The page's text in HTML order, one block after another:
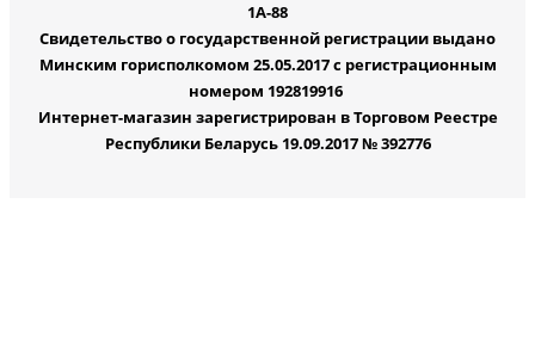
1А-88
Свидетельство о государственной регистрации выдано
Минским горисполкомом 25.05.2017 с регистрационным
номером 192819916
Интернет-магазин зарегистрирован в Торговом Реестре
Республики Беларусь 19.09.2017 № 392776